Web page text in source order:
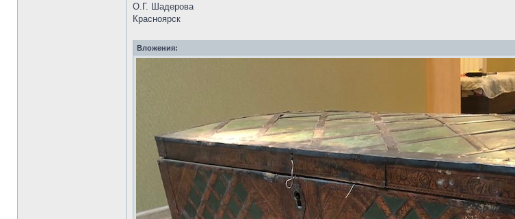
О.Г. Шадерова
Красноярск
Вложения: